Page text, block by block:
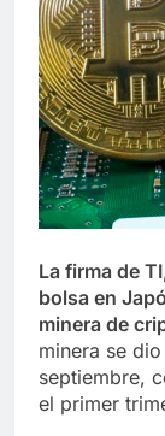
La firma de
bolsa en
minera de
minera se
septiembre,
el primer